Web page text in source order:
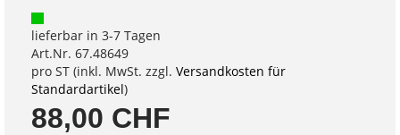
lieferbar in 3-7 Tagen
Art.Nr. 67.48649
pro ST (inkl. MwSt. zzgl. Versandkosten für
Standardartikel)
88,00 CHF